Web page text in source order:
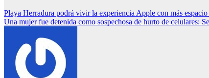
Playa Herradura podrá vivir la experiencia Apple con más
Una mujer fue detenida como sospechosa de hurto de celulares: